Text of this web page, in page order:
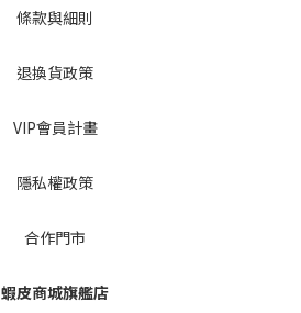
條款與細則
退換貨政策
VIP會員計畫
隱私權政策
合作門市
蝦皮商城旗艦店